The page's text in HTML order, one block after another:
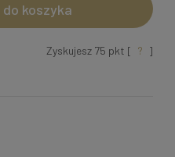
do koszyka
Zyskujesz 75 pkt [ ? ]